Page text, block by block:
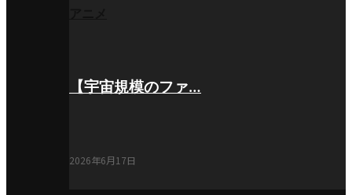
【宇宙規模のファ…
2026年6月17日